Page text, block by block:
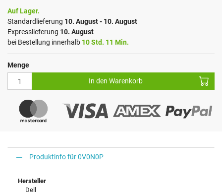
Auf Lager.
Standardlieferung 10. August - 10. August
Expresslieferung 10. August
bei Bestellung innerhalb 10 Std. 11 Min.
Menge
In den Warenkorb
Produktinfo für 0V0N0P
Hersteller
Dell